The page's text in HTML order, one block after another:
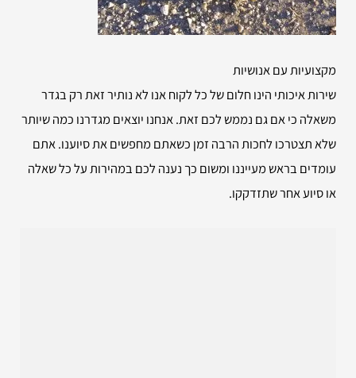
מקצועיות עם אנושיות
שירות איכותי הינו חלום של כל לקוח אנו לא נותיר זאת רק בגדר
משאלה כי אם גם נממש לכם זאת. אנחנו יוצאים מגדרנו כמה שיותר
שלא תצטרכו לחכות הרבה זמן כשאתם מחפשים את סיוענו. אתם
עומדים בראש מעייננו ומשום כך נענה לכם במהירות על כל שאלה
או סיוע אחר שתזדקקו.